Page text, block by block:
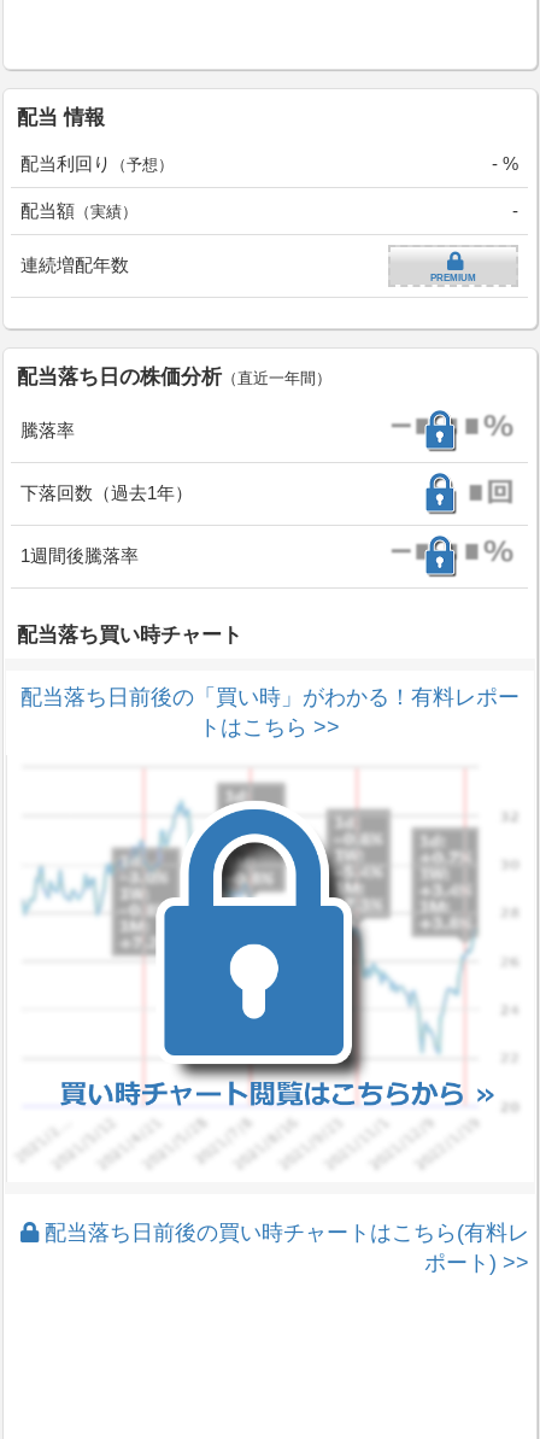
配当 情報
配当利回り （予想） - %
配当額 （実績） -
連続増配年数
PREMIUM
配当落ち日の株価分析（直近一年間）
騰落率
下落回数（過去1年）
1週間後騰落率
配当落ち買い時チャート
配当落ち日前後の「買い時」がわかる！有料レポー
トはこちら >>
配当落ち日前後の買い時チャートはこちら(有料レ
ポート) >>